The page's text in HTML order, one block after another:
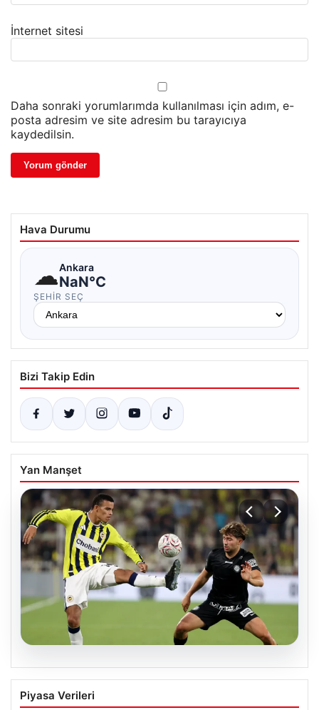
İnternet sitesi
Daha sonraki yorumlarımda kullanılması için adım, e-
posta adresim ve site adresim bu tarayıcıya
kaydedilsin.
Hava Durumu
☁Ankara
NaN°C
ŞEHIR SEÇ
Bizi Takip Edin
Yan Manşet
05.08.2026
Fenerbahçeli Mason Greenwood’dan
özeleştiri: ‘Birkaç haftaya daha
Piyasa Verileri